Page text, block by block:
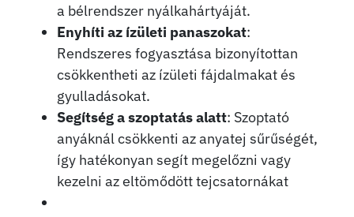
a bélrendszer nyálkahártyáját.
Enyhíti az ízületi panaszokat:
Rendszeres fogyasztása bizonyítottan
csökkentheti az ízületi fájdalmakat és
gyulladásokat.
Segítség a szoptatás alatt: Szoptató
anyáknál csökkenti az anyatej sűrűségét,
így hatékonyan segít megelőzni vagy
kezelni az eltömődött tejcsatornákat